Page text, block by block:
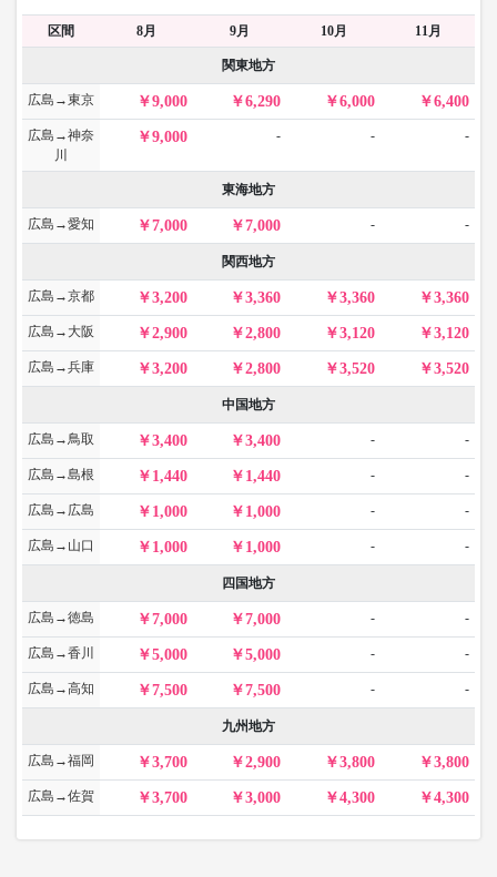
区間 8月 9月 10月 11月
関東地方
広島→東京 9,000 6,290 6,000 6,400
広島→神奈
川
9,000 - - -
東海地方
広島→愛知 7,000 7,000 - -
関西地方
広島→京都 3,200 3,360 3,360 3,360
広島→大阪 2,900 2,800 3,120 3,120
広島→兵庫 3,200 2,800 3,520 3,520
中国地方
広島→鳥取 3,400 3,400 - -
広島→島根 1,440 1,440 - -
広島→広島 1,000 1,000 - -
広島→山口 1,000 1,000 - -
四国地方
広島→徳島 7,000 7,000 - -
広島→香川 5,000 5,000 - -
広島→高知 7,500 7,500 - -
九州地方
広島→福岡 3,700 2,900 3,800 3,800
広島→佐賀 3,700 3,000 4,300 4,300